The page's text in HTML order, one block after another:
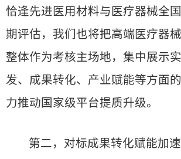
恰逢先进医用材料与医疗器械全
期评估，我们也将把高端医疗器
整体作为考核主场地，集中展示
发、成果转化、产业赋能等方面
力推动国家级平台提质升级。
第二，对标成果转化赋能加